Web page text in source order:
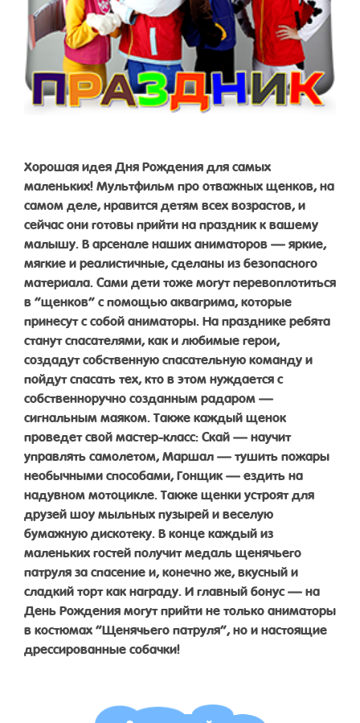
Хорошая идея Дня Рождения для самых
маленьких! Мультфильм про отважных щенков, на
самом деле, нравится детям всех возрастов, и
сейчас они готовы прийти на праздник к вашему
малышу. В арсенале наших аниматоров — яркие,
мягкие и реалистичные, сделаны из безопасного
материала. Сами дети тоже могут перевоплотиться
в “щенков” с помощью аквагрима, которые
принесут с собой аниматоры. На празднике ребята
станут спасателями, как и любимые герои,
создадут собственную спасательную команду и
пойдут спасать тех, кто в этом нуждается с
собственноручно созданным радаром —
сигнальным маяком. Также каждый щенок
проведет свой мастер-класс: Скай — научит
управлять самолетом, Маршал — тушить пожары
необычными способами, Гонщик — ездить на
надувном мотоцикле. Также щенки устроят для
друзей шоу мыльных пузырей и веселую
бумажную дискотеку. В конце каждый из
маленьких гостей получит медаль щенячьего
патруля за спасение и, конечно же, вкусный и
сладкий торт как награду. И главный бонус — на
День Рождения могут прийти не только аниматоры
в костюмах “Щенячьего патруля”, но и настоящие
дрессированные собачки!